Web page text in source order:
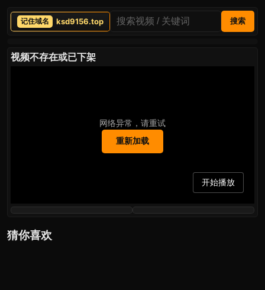
ksd9156.top 搜索
视频不存在或已下架
网络异常，请重试
重新加载
开始播放
猜你喜欢